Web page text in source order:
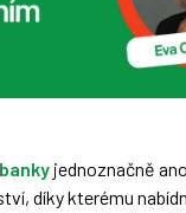
jednoznačně
díky kterému